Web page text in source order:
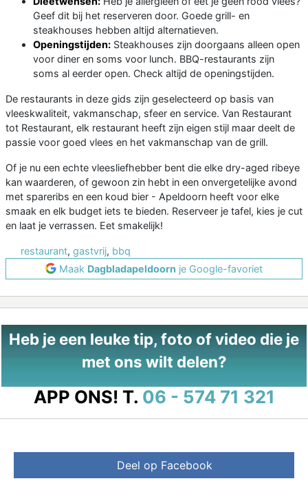
Geef dit bij het reserveren door. Goede grill- en
steakhouses hebben altijd alternatieven.
Openingstijden: Steakhouses zijn doorgaans alleen open
voor diner en soms voor lunch. BBQ-restaurants zijn
soms al eerder open. Check altijd de openingstijden.
De restaurants in deze gids zijn geselecteerd op basis van
vleeskwaliteit, vakmanschap, sfeer en service. Van Restaurant
tot Restaurant, elk restaurant heeft zijn eigen stijl maar deelt de
passie voor goed vlees en het vakmanschap van de grill.
Of je nu een echte vleesliefhebber bent die elke dry-aged ribeye
kan waarderen, of gewoon zin hebt in een onvergetelijke avond
met spareribs en een koud bier - Apeldoorn heeft voor elke
smaak en elk budget iets te bieden. Reserveer je tafel, kies je cut
en laat je verrassen. Eet smakelijk!
restaurant, gastvrij, bbq
Maak Dagbladapeldoorn je Google-favoriet
Heb je een leuke tip, foto of video die je
met ons wilt delen?
APP ONS! T. 06 - 574 71 321
Deel op Facebook